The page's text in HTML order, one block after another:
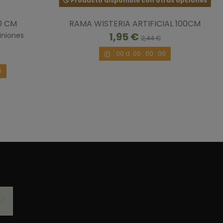
9/2024
bonito y ha quedado muy bien en una cristalera que
CM RAMA WISTERIA ARTIFICIAL 100CM
1,95 € 2,44 €
00 d. 00 : 00 : 00